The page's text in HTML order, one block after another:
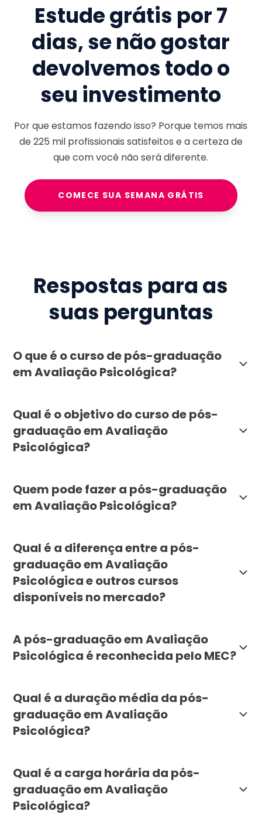
Estude grátis por 7
dias, se não gostar
devolvemos todo o
seu investimento
Por que estamos fazendo isso? Porque temos mais
de225 milprofissionais satisfeitos e a certeza de
que com você não será diferente.
COMECE SUA SEMANA GRÁTIS
Respostas para as
suas perguntas
O que é o curso de pós-graduação
em Avaliação Psicológica?
Qual é o objetivo do curso de pós-
graduação em Avaliação
Psicológica?
Quem pode fazer a pós-graduação
em Avaliação Psicológica?
Qual é a diferença entre a pós-
graduação em Avaliação
Psicológica e outros cursos
disponíveis no mercado?
A pós-graduação em Avaliação
Psicológica é reconhecida pelo MEC?
Qual é a duração média da pós-
graduação em Avaliação
Psicológica?
Qual é a carga horária da pós-
graduação em Avaliação
Psicológica?